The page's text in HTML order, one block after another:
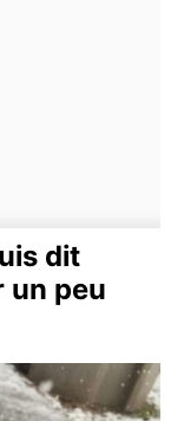
dit
un peu